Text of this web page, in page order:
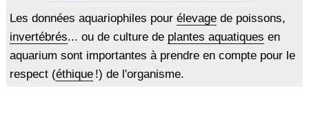
Les données aquariophiles pour élevagede poissons,
invertébrés... ou de culture de plantes aquatiques en
aquarium sont importantes à prendre en compte pour le
respect (éthique!) de l'organisme.